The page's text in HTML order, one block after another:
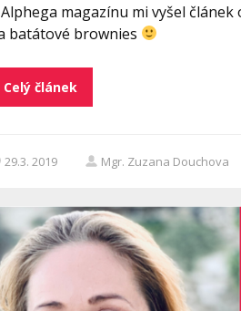
magazínu mi vyšel
batátové brownies
Celý článek
29.3. 2019 Mgr. Zuzana Douchova